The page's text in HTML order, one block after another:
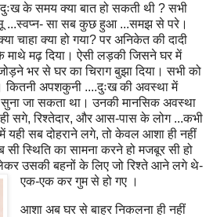
के समय क्या बात हो सकती थी ? सभी
सा सब कुछ हुआ ...समझ से परे।
चाहा क्या हो गया? पर अनिकेत की दादी
माथे मढ़ दिया। ऐसी लड़की जिसने घर में
भर से घर का चिराग बुझा दिया। सभी को
अपशकुनी ....दुःख की अवस्था में
सुना जा सकता था। उनकी मानसिक अवस्था
सगे, रिश्तेदार, और आस-पास के लोग ...कभी
यही सब दोहराने लगे, तो केवल आशा ही नहीं
स्थिति का सामना करने हो मजबूर सी हो
उसकी बहनों के लिए जो रिश्ते आने लगे थे-
एक-एक कर गुम से हो गए ।
आशा अब घर से बाहर निकलना ही नहीं